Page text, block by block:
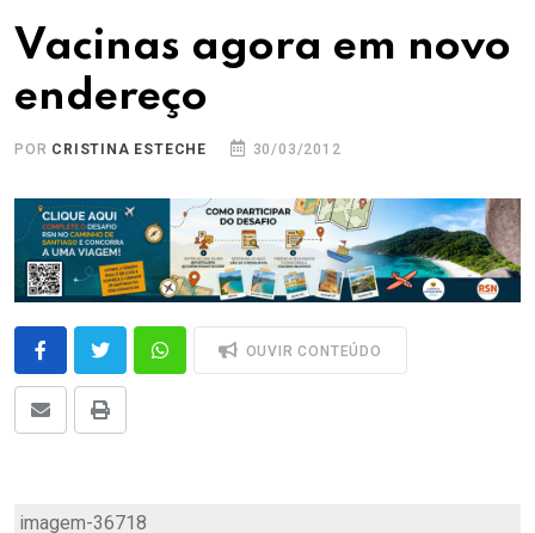
Vacinas agora em novo
endereço
POR CRISTINA ESTECHE 30/03/2012
OUVIR CONTEÚDO
imagem-36718